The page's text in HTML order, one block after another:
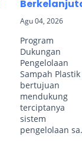
Agu 04, 2026
Program
Dukungan
Pengelolaan
Sampah Plastik
bertujuan
mendukung
terciptanya
sistem
pengelolaan